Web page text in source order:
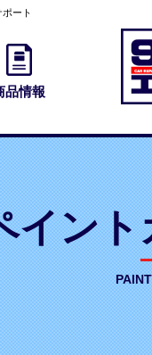
ート
品情報
イント